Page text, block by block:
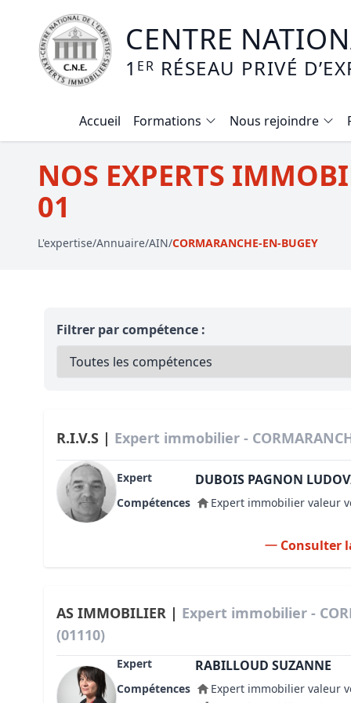
CENTRE
1 ER RÉSEAU PRIVÉ
Accueil
Formations
Formation expertise immobilière /
Expertise viager
Expertise terrains agricoles,
Bioclimatique BBC
Pathologies des bâtiments
Lecture et compréhension d’un
Droit de l'environnement et de
Nous rejoindre
NOS EXPERTS
01
L'expertise/Annuaire/AIN/CORMARANCHE-EN-BUGEY
Filtrer par compétence :
R.I.V.S | Expert immobilier -
Expert DUBOIS PAGNON
Compétences Expert immobilier valeur
Consulter
AS IMMOBILIER | Expert immobilier -
(01110)
Expert RABILLOUD SUZANNE
Compétences
Expert immobilier valeur